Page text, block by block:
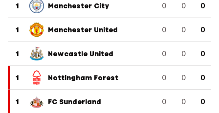
1 Manchester City 0 0 0
1 Manchester United 0 0 0
1 Newcastle United 0 0 0
1 Nottingham Forest 0 0 0
1 FC Sunderland 0 0 0